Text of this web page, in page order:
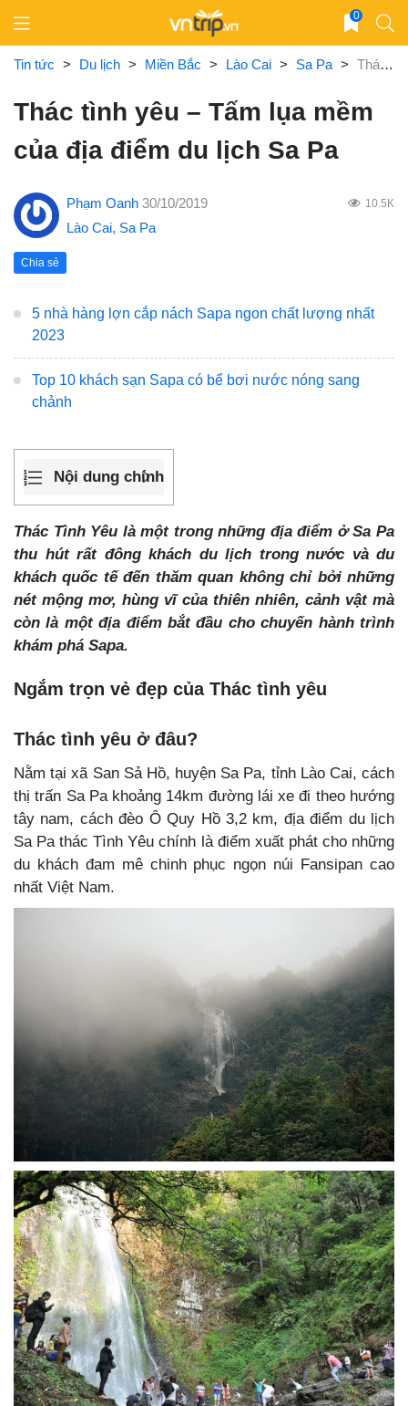
content
0
Tin tức > Du lịch > Miền Bắc > Lào Cai > Sa Pa > Thác tình yêu – Tấm lụa mềm của địa điểm du lịch Sa Pa
Thác tình yêu – Tấm lụa mềm
của địa điểm du lịch Sa Pa
Phạm Oanh 30/10/2019 10.5K
Lào Cai, Sa Pa
Chia sẻ
5 nhà hàng lợn cắp nách Sapa ngon chất lượng nhất
2023
Top 10 khách sạn Sapa có bể bơi nước nóng sang
chảnh
Nội dung chính
Thác Tình Yêu là một trong những địa điểm ở Sa Pa
thu hút rất đông khách du lịch trong nước và du
khách quốc tế đến thăm quan không chỉ bởi những
nét mộng mơ, hùng vĩ của thiên nhiên, cảnh vật mà
còn là một địa điểm bắt đầu cho chuyến hành trình
khám phá Sapa.
Ngắm trọn vẻ đẹp của Thác tình yêu
Thác tình yêu ở đâu?
Nằm tại xã San Sả Hồ, huyện Sa Pa, tỉnh Lào Cai, cách
thị trấn Sa Pa khoảng 14km đường lái xe đi theo hướng
tây nam, cách đèo Ô Quy Hồ 3,2 km, địa điểm du lịch
Sa Pa thác Tình Yêu chính là điểm xuất phát cho những
du khách đam mê chinh phục ngọn núi Fansipan cao
nhất Việt Nam.